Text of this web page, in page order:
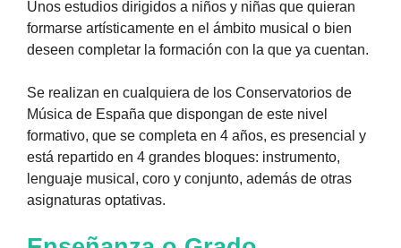
Unos estudios dirigidos a niños y niñas que quieran
formarse artísticamente en el ámbito musical o bien
deseen completar la formación con la que ya cuentan.
Se realizan en cualquiera de los Conservatorios de
Música de España que dispongan de este nivel
formativo, que se completa en 4 años, es presencial y
está repartido en 4 grandes bloques: instrumento,
lenguaje musical, coro y conjunto, además de otras
asignaturas optativas.